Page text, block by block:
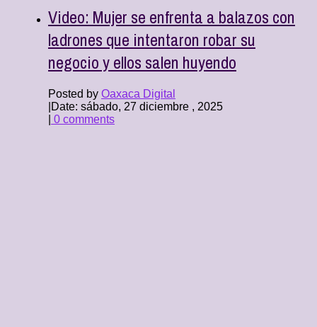
Video: Mujer se enfrenta a balazos con
ladrones que intentaron robar su
negocio y ellos salen huyendo
Posted by Oaxaca Digital
Date: sábado, 27 diciembre , 2025
0 comments